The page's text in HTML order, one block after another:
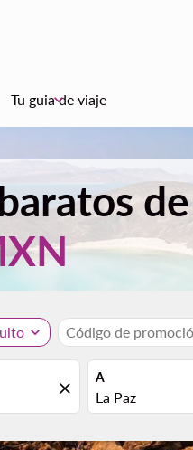
Tu guia de viaje
keyboard_arrow_down
expand_more Código de
close
A